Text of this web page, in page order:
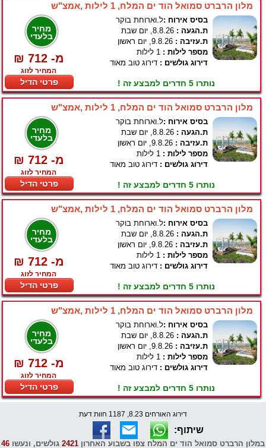
מלון הרברט סמואל הוד ים המלח, 1 לילות ,אמצ"ש
מחיר
בלעדי
₪ 712 -מ
המחיר לזוג
פרטי הדיל
בסיס אירוח :ל.וארוחת בוקר
ת.הגעה :
ת.עזיבה :
מספר לילות :
דירוג גולשים : דירוג טוב מאוד
נותרו 5 חדרים למבצע זה !
מלון הרברט סמואל הוד ים המלח, 1 לילות ,אמצ"ש
מחיר
בלעדי
₪ 712 -מ
המחיר לזוג
פרטי הדיל
בסיס אירוח :ל.וארוחת בוקר
ת.הגעה :
ת.עזיבה :
מספר לילות :
דירוג גולשים : דירוג טוב מאוד
נותרו 5 חדרים למבצע זה !
מלון הרברט סמואל הוד ים המלח, 1 לילות ,אמצ"ש
מחיר
בלעדי
₪ 712 -מ
המחיר לזוג
פרטי הדיל
בסיס אירוח :ל.וארוחת בוקר
ת.הגעה :
ת.עזיבה :
מספר לילות :
דירוג גולשים : דירוג טוב מאוד
נותרו 5 חדרים למבצע זה !
מלון הרברט סמואל הוד ים המלח, 1 לילות ,אמצ"ש
מחיר
בלעדי
₪ 712 -מ
המחיר לזוג
פרטי הדיל
בסיס אירוח :ל.וארוחת בוקר
ת.הגעה :
ת.עזיבה :
מספר לילות :
דירוג גולשים : דירוג טוב מאוד
נותרו 5 חדרים למבצע זה !
דירוג האורחים 8.23, 1187 חוות דעת
שיתוף:
במלון הרברט סמואל הוד ים המלח צפו בשבוע האחרון 2421 גולשים, ונעשו 46